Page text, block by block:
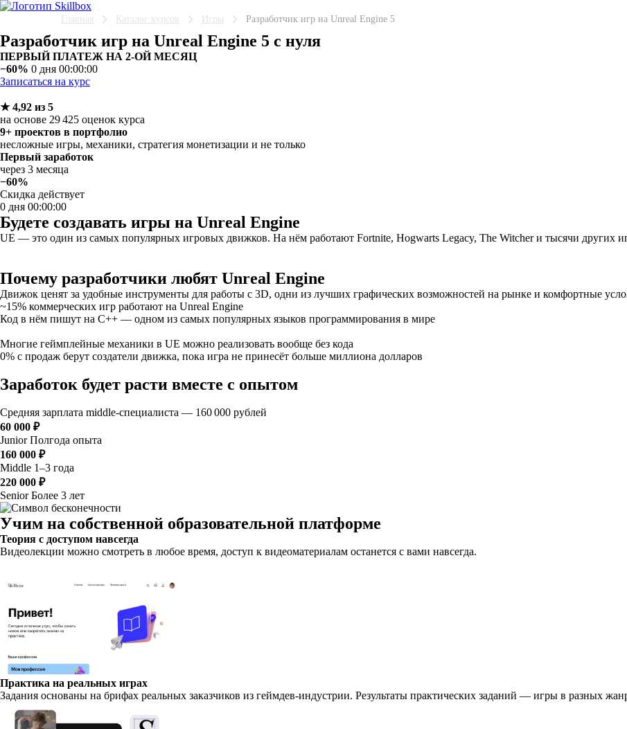
Главная Каталог курсов Игры Разработчик игр на Unreal Engine 5
Разработчик игр на Unreal Engine 5 с нуля
ПЕРВЫЙ ПЛАТЕЖ НА 2-ОЙ МЕСЯЦ
−60% 0 дня 00:00:00
Записаться на курс
★ 4,92 из 5
на основе 29 425 оценок курса
9+ проектов в портфолио
несложные игры, механики, стратегия монетизации и не только
Первый заработок
через 3 месяца
−60%
Скидка действует
0 дня 00:00:00
Будете создавать игры на Unreal Engine
UE — это один из самых популярных игровых движков. На нём работают Fortnite, Hogwarts Legacy, The Witcher и тысячи других
Почему разработчики любят Unreal Engine
Движок ценят за удобные инструменты для работы с 3D, одни из лучших графических возможностей на рынке и комфортные
~15% коммерческих игр работают на Unreal Engine
Код в нём пишут на C++ — одном из самых популярных языков программирования в мире
Многие геймплейные механики в UE можно реализовать вообще без кода
0% с продаж берут создатели движка, пока игра не принесёт больше миллиона долларов
Заработок будет расти вместе с опытом
Средняя зарплата middle-специалиста — 160 000 рублей
60 000 ₽
JuniorПолгода опыта
160 000 ₽
Middle 1–3 года
220 000 ₽
SeniorБолее 3 лет
Учим на собственной образовательной платформе
Теория с доступом навсегда
Видеолекции можно смотреть в любое время, доступ к видеоматериалам останется с вами навсегда.
Практика на реальных играх
Задания основаны на брифах реальных заказчиков из геймдев-индустрии. Результаты практических заданий — игры в разных